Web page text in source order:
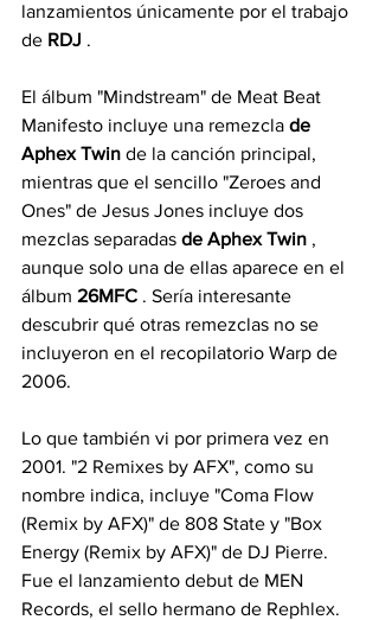
lanzamientos únicamente por el trabajo
de RDJ .
El álbum "Mindstream" de Meat Beat
Manifesto incluye una remezcla de
Aphex Twin de la canción principal,
mientras que el sencillo "Zeroes and
Ones" de Jesus Jones incluye dos
mezclas separadas de Aphex Twin ,
aunque solo una de ellas aparece en el
álbum 26MFC . Sería interesante
descubrir qué otras remezclas no se
incluyeron en el recopilatorio Warp de
2006.
Lo que también vi por primera vez en
2001. "2 Remixes by AFX", como su
nombre indica, incluye "Coma Flow
(Remix by AFX)" de 808 State y "Box
Energy (Remix by AFX)" de DJ Pierre.
Fue el lanzamiento debut de MEN
Records, el sello hermano de Rephlex.